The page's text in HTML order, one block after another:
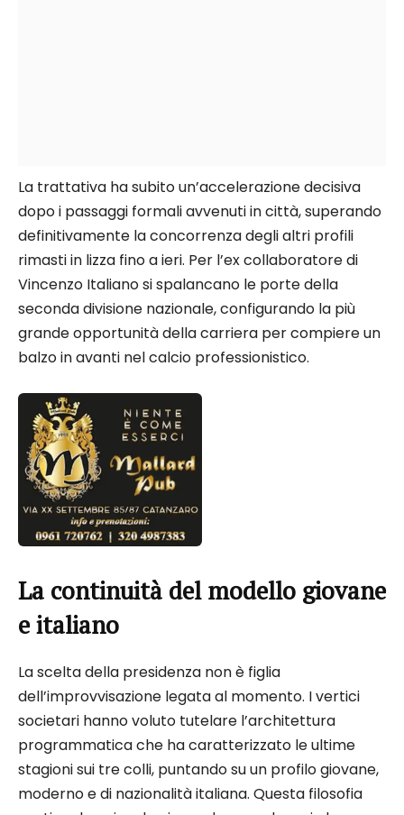
La trattativa ha subito un’accelerazione decisiva
dopo i passaggi formali avvenuti in città, superando
definitivamente la concorrenza degli altri profili
rimasti in lizza fino a ieri. Per l’ex collaboratore di
Vincenzo Italiano si spalancano le porte della
seconda divisione nazionale, configurando la più
grande opportunità della carriera per compiere un
balzo in avanti nel calcio professionistico.
La continuità del modello giovane
e italiano
La scelta della presidenza non è figlia
dell’improvvisazione legata al momento. I vertici
societari hanno voluto tutelare l’architettura
programmatica che ha caratterizzato le ultime
stagioni sui tre colli, puntando su un profilo giovane,
moderno e di nazionalità italiana. Questa filosofia